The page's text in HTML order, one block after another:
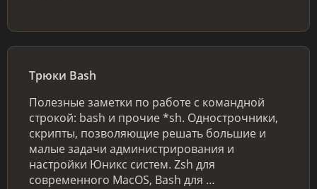
Трюки Bash
Полезные заметки по работе с командной
строкой: bash и прочие *sh. Однострочники,
скрипты, позволяющие решать большие и
малые задачи администрирования и
настройки Юникс систем. Zsh для
современного MacOS, Bash для …